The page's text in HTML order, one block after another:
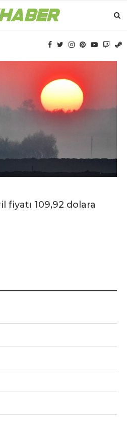
109,92 dolara